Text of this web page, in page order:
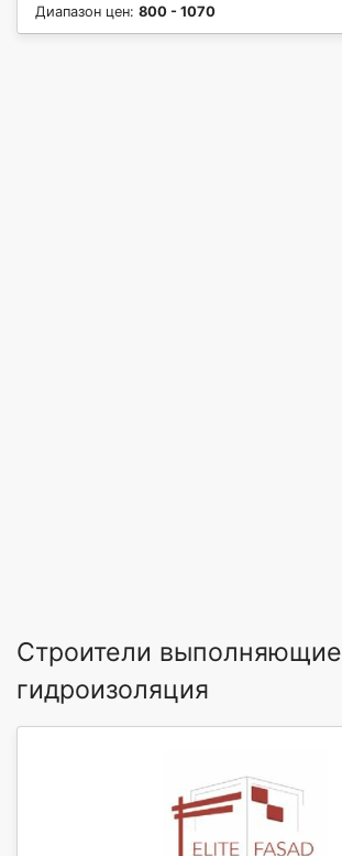
Диапазон цен: 800 - 1070
Строители выполняющие
гидроизоляция